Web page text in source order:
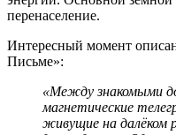
перенаселение.
Интересный момент
Письме»:
«Между знакомыми
магнетические
живущие на далёком